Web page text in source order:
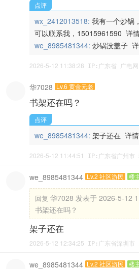
点评
wx_2412013518: 我有一个炒锅
可以联系我，15015961590 详
we_8985481344: 炒锅没盖子
2026-5-12 11:38:28 IP:广东省 广电网
华7028 Lv.6 黄金元老
书架还在吗？
点评
we_8985481344: 架子还在 详情
2026-5-12 11:44:51 IP:广东省广州市
we_8985481344 Lv.2 社区游民 楼
回复 华7028 发表于 2026-5-12
书架还在吗？
架子还在
2026-5-12 12:34:25 IP:广东省深圳市
we_8985481344 Lv.2 社区游民 楼